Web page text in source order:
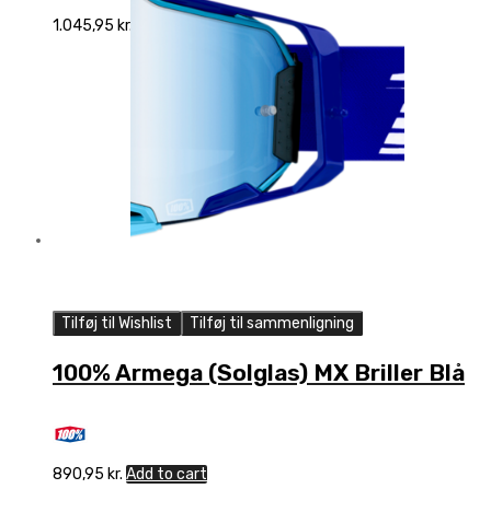
1.045,95 kr. Add to cart
Tilføj til Wishlist Tilføj til sammenligning
100% Armega (Solglas) MX Briller Blå
890,95 kr. Add to cart